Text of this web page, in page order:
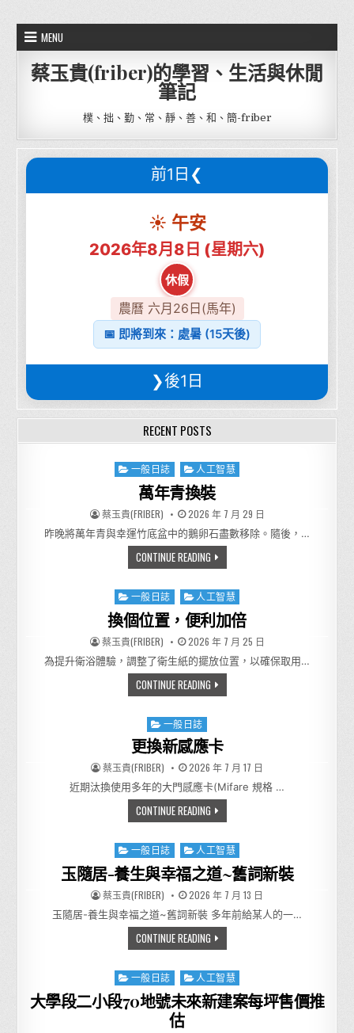
Skip to content
MENU
蔡玉貴(friber)的學習、生活與休閒
筆記
樸、拙、勤、常、靜、善、和、簡-friber
前1日❮
☀️ 午安
2026年8月8日 (星期六)
休假
農曆 六月26日(馬年)
📅 即將到來：處暑 (15天後)
❯後1日
RECENT POSTS
Posted in
一般日誌 人工智慧
萬年青換裝
AUTHOR:
蔡玉貴(FRIBER) PUBLISHED DATE:
2026 年 7 月 29 日
昨晚將萬年青與幸運竹底盆中的鵝卵石盡數移除。隨後，…
CONTINUE READING萬年青換裝
Posted in
一般日誌 人工智慧
換個位置，便利加倍
AUTHOR:
蔡玉貴(FRIBER) PUBLISHED DATE:
2026 年 7 月 25 日
為提升衛浴體驗，調整了衛生紙的擺放位置，以確保取用…
CONTINUE READING換個位置，便利加倍
Posted in
一般日誌
更換新感應卡
AUTHOR:
蔡玉貴(FRIBER) PUBLISHED DATE:
2026 年 7 月 17 日
近期汰換使用多年的大門感應卡(Mifare 規格 …
CONTINUE READING更換新感應卡
Posted in
一般日誌 人工智慧
玉隨居-養生與幸福之道~舊詞新裝
AUTHOR:
蔡玉貴(FRIBER) PUBLISHED DATE:
2026 年 7 月 13 日
玉隨居-養生與幸福之道~舊詞新裝 多年前給某人的一…
CONTINUE READING玉隨居-養生與幸福之道~舊詞新
Posted in
一般日誌 人工智慧
大學段二小段70地號未來新建案每坪售價推
估